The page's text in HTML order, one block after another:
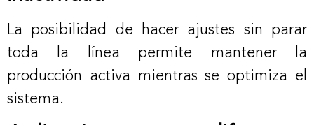
La posibilidad de hacer ajustes sin parar
toda la línea permite mantener la
producción activa mientras se optimiza el
sistema.